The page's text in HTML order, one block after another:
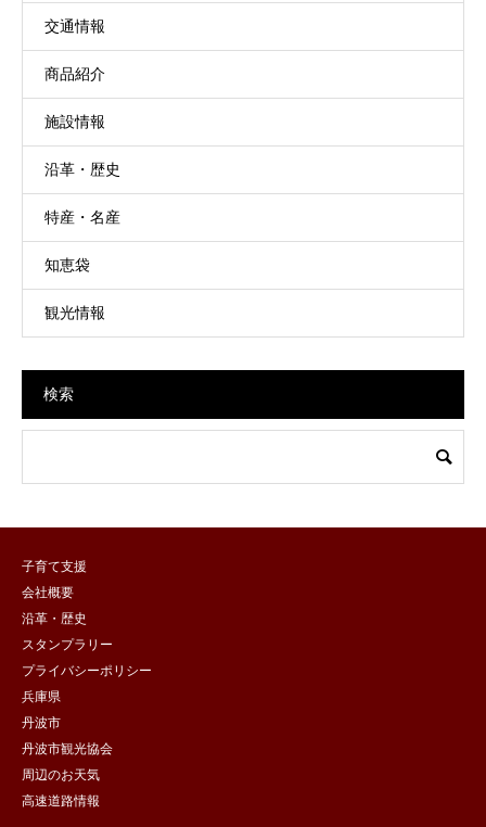
交通情報
商品紹介
施設情報
沿革・歴史
特産・名産
知恵袋
観光情報
検索
子育て支援
会社概要
沿革・歴史
スタンプラリー
プライバシーポリシー
兵庫県
丹波市
丹波市観光協会
周辺のお天気
高速道路情報